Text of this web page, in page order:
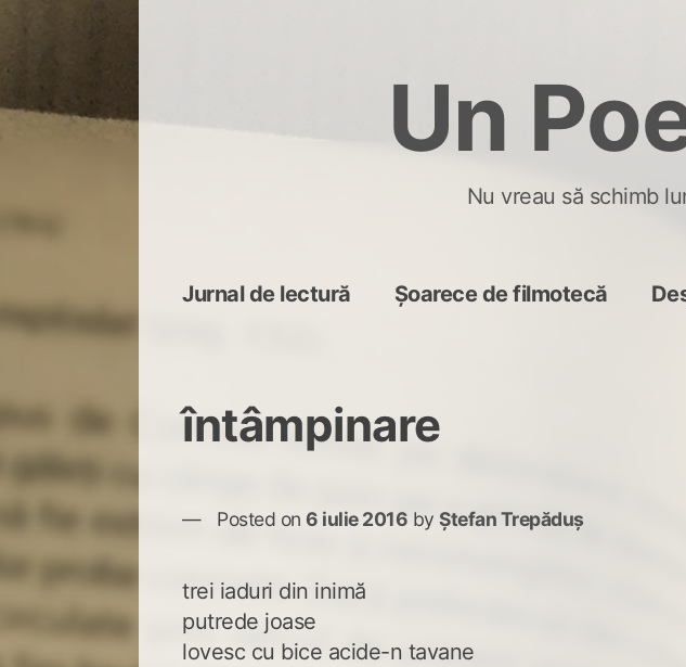
Un
Nu vreau să schimb
Jurnal de lectură Șoarece de filmotecă
întâmpinare
Posted on 6 iulie 2016 byȘtefan Trepăduș
trei iaduri din inimă
putrede joase
lovesc cu bice acide-n tavane